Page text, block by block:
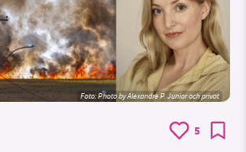
Foto:Photo by Alexandre P. Junior och privat
5